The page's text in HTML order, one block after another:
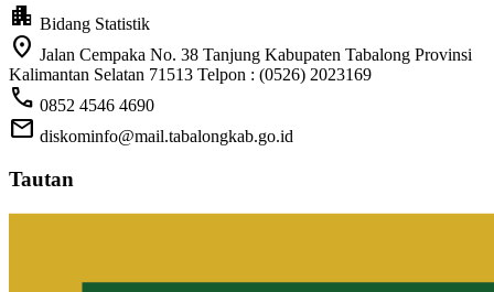
apartment Bidang Statistik
location_on Jalan Cempaka No. 38 Tanjung Kabupaten Tabalong Provinsi
Kalimantan Selatan 71513 Telpon : (0526) 2023169
call 0852 4546 4690
mail diskominfo@mail.tabalongkab.go.id
Tautan